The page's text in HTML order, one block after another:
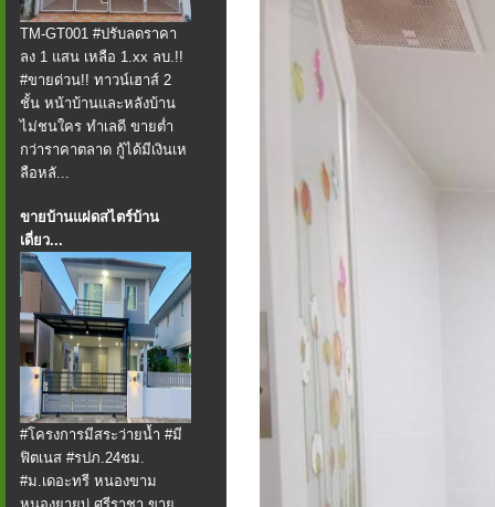
TM-GT001 #ปรับลดราคา
ลง 1 แสน เหลือ 1.xx ลบ.!!
#ขายด่วน!! ทาวน์เฮาส์ 2
ชั้น หน้าบ้านและหลังบ้าน
ไม่ชนใคร ทำเลดี ขายต่ำ
กว่าราคาตลาด กู้ได้มีเงินเห
ลือหลั...
ขายบ้านแฝดสไตร์บ้าน
เดี่ยว...
#โครงการมีสระว่ายน้ำ #มี
ฟิตเนส #รปภ.24ชม.
#ม.เดอะทรี หนองขาม